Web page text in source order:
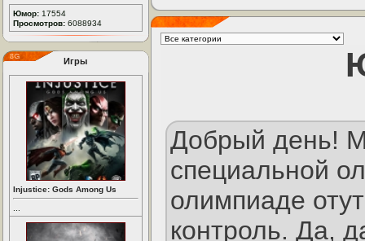
Юмор: 17554
Просмотров: 6088934
Игры
Injustice: Gods Among Us
Добрый день!
специальной
олимпиаде
контроль. Да,